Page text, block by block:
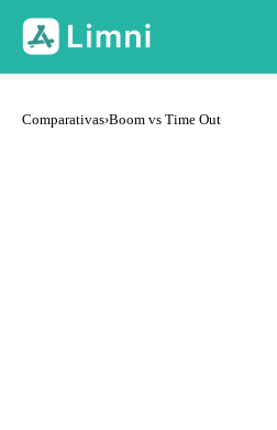
Comparativas›Boom vs Time Out